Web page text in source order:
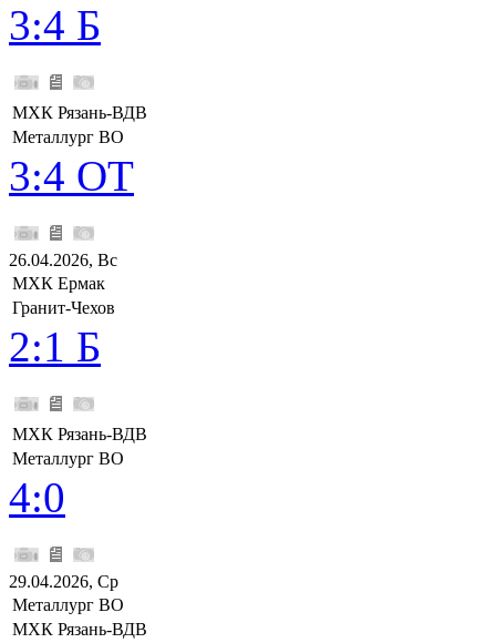
3:4 Б
МХК Рязань-ВДВ
Металлург ВО
3:4 ОТ
26.04.2026, Вс
МХК Ермак
Гранит-Чехов
2:1 Б
МХК Рязань-ВДВ
Металлург ВО
4:0
29.04.2026, Ср
Металлург ВО
МХК Рязань-ВДВ